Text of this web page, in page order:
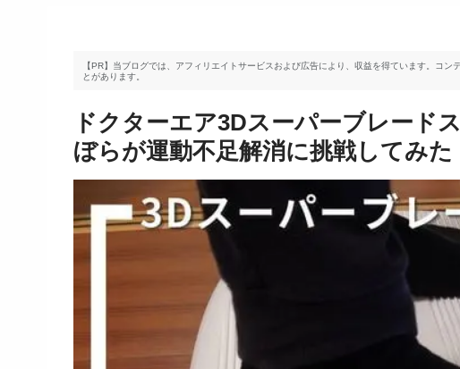
【PR】当ブログでは、アフィリエイトサービスおよび広告により、収益を得ています。コ
とがあります。
ドクターエア3Dスーパーブレード
ぼらが運動不足解消に挑戦してみた